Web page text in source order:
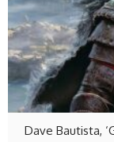
Dave Bautista,